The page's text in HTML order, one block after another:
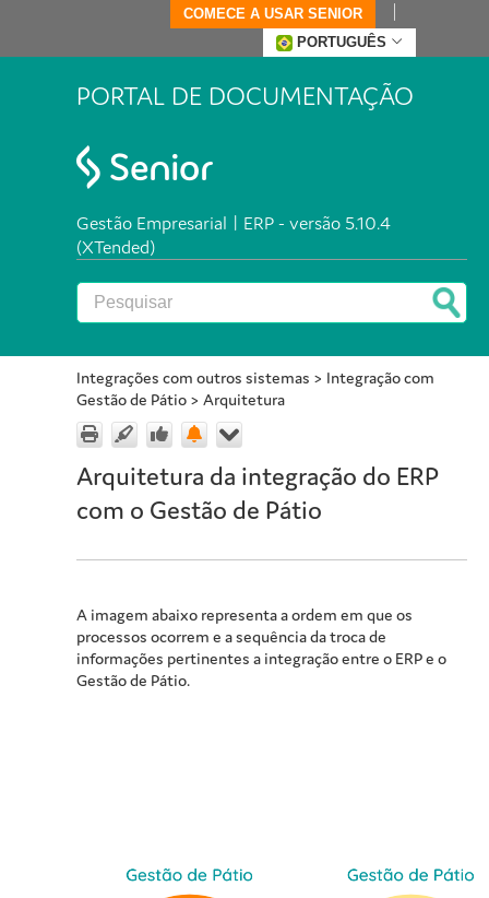
COMECE A USAR SENIOR
PORTUGUÊS
PORTAL DE DOCUMENTAÇÃO
Gestão Empresarial | ERP - versão 5.10.4
(XTended)
Integrações com outros sistemas > Integração com
Gestão de Pátio > Arquitetura
Arquitetura da integração do ERP
com o Gestão de Pátio
A imagem abaixo representa a ordem em que os
processos ocorrem e a sequência da troca de
informações pertinentes a integração entre o ERP e o
Gestão de Pátio.